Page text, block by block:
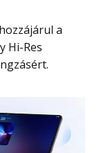
Hi-Res